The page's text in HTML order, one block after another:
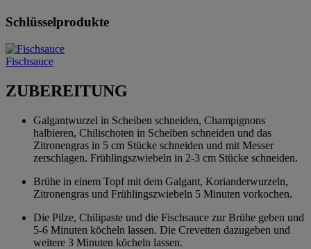
Schlüsselprodukte
Fischsauce
ZUBEREITUNG
Galgantwurzel in Scheiben schneiden, Champignons
halbieren, Chilischoten in Scheiben schneiden und das
Zitronengras in 5 cm Stücke schneiden und mit Messer
zerschlagen. Frühlingszwiebeln in 2-3 cm Stücke schneiden.
Brühe in einem Topf mit dem Galgant, Korianderwurzeln,
Zitronengras und Frühlingszwiebeln 5 Minuten vorkochen.
Die Pilze, Chilipaste und die Fischsauce zur Brühe geben und
5-6 Minuten köcheln lassen. Die Crevetten dazugeben und
weitere 3 Minuten köcheln lassen.